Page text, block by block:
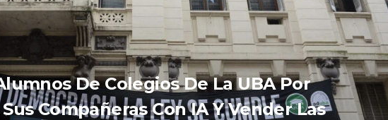
De Colegios De La UBA Por
Compañeras Con IA Y Vender Las